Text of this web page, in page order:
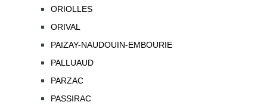
ORIOLLES
ORIVAL
PAIZAY-NAUDOUIN-EMBOURIE
PALLUAUD
PARZAC
PASSIRAC